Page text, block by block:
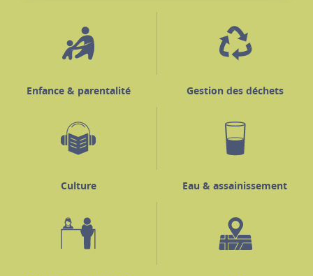
Enfance & parentalité Gestion des déchets
Culture Eau & assainissement